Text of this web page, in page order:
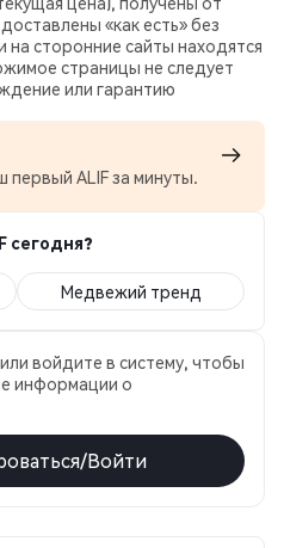
«как есть» без
на сторонние сайты находятся
страницы не следует
или гарантию
первый ALIF за минуты.
сегодня?
Медвежий тренд
войдите в систему, чтобы
информации о
Войти